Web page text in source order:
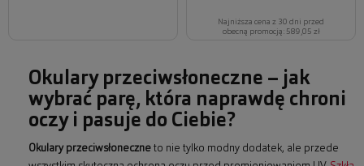
Najniższa cena z 30 dni przed
obecną promocją: 589,05 zł
Okulary przeciwsłoneczne – jak
wybrać parę, która naprawdę chroni
oczy i pasuje do Ciebie?
Okulary przeciwsłoneczne to nie tylko modny dodatek, ale przede